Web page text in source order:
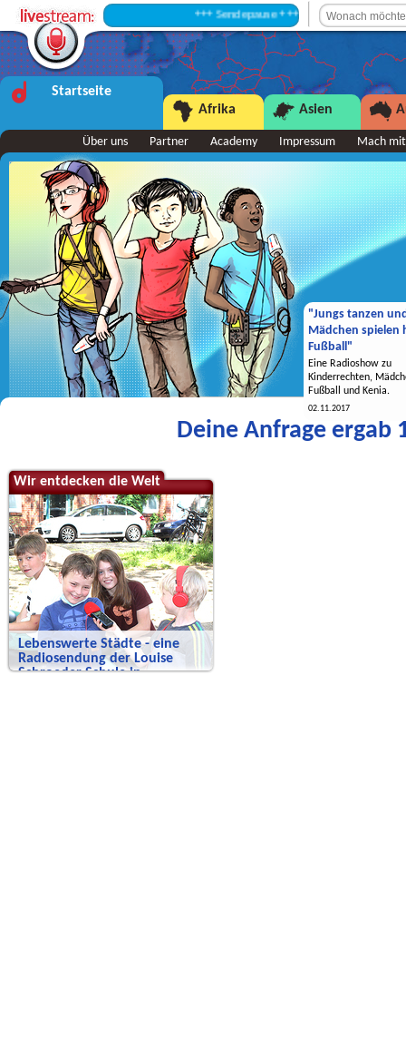
+++ Sendepause +++
Startseite
Afrika
Asien
Über uns Partner Academy Impressum Mach mit
"Jungs tanzen
Mädchen spielen
Fußball"
Eine Radioshow zu
Kinderrechten,
Fußball und Kenia.
02.11.2017
Deine Anfrage ergab
Wir entdecken die Welt
Lebenswerte Städte - eine
Radiosendung der Louise
Schroeder Schule in